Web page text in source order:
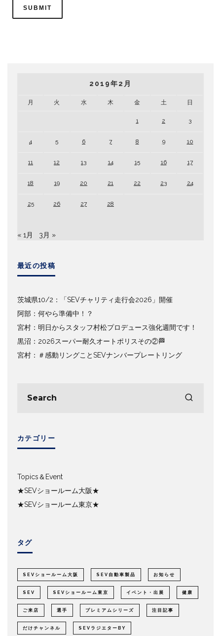
2019年2月
月 火 水 木 金 土 日
1 2 3
4 5 6 7 8 9 10
11 12 13 14 15 16 17
18 19 20 21 22 23 24
25 26 27 28
« 1月 3月 »
最近の投稿
茨城県10/2：「SEVチャリティ走行会2026」開催
阿部：何やら準備中！？
宮村：明日からスタッフ村松プロデュース強化週間です！
黒沼：2026スーパー耐久オートポリスその②🏁
宮村：＃感動リングことSEVナンバープレートリング
カテゴリー
Topics＆Event
★SEVショールーム大阪★
★SEVショールーム東京★
タグ
SEVショールーム大阪 SEV自動車製品 お知らせ
SEV SEVショールーム東京 イベント・出展 健康
ご来店 選手 プレミアムシリーズ 注目記事
だけチャンネル SEVラジエターBY